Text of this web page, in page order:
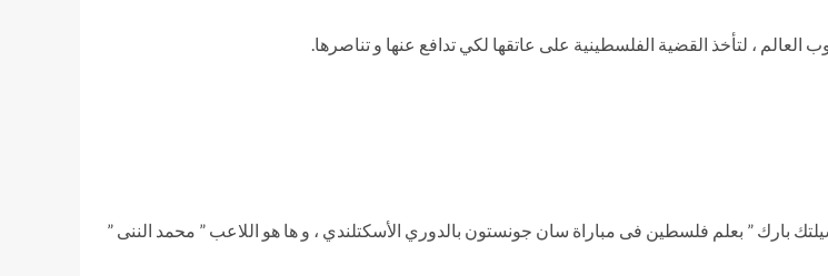
، لتأخذ القضية الفلسطينية على عاتقها لكي تدافع عنها و تناصرها.
بارك ” بعلم فلسطين فى مباراة سان جونستون بالدوري الأسكتلندي ، و ها هو اللاعب ” محمد الننى ”